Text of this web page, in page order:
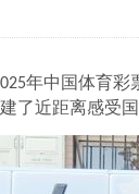
年中国体育彩
了近距离感受国